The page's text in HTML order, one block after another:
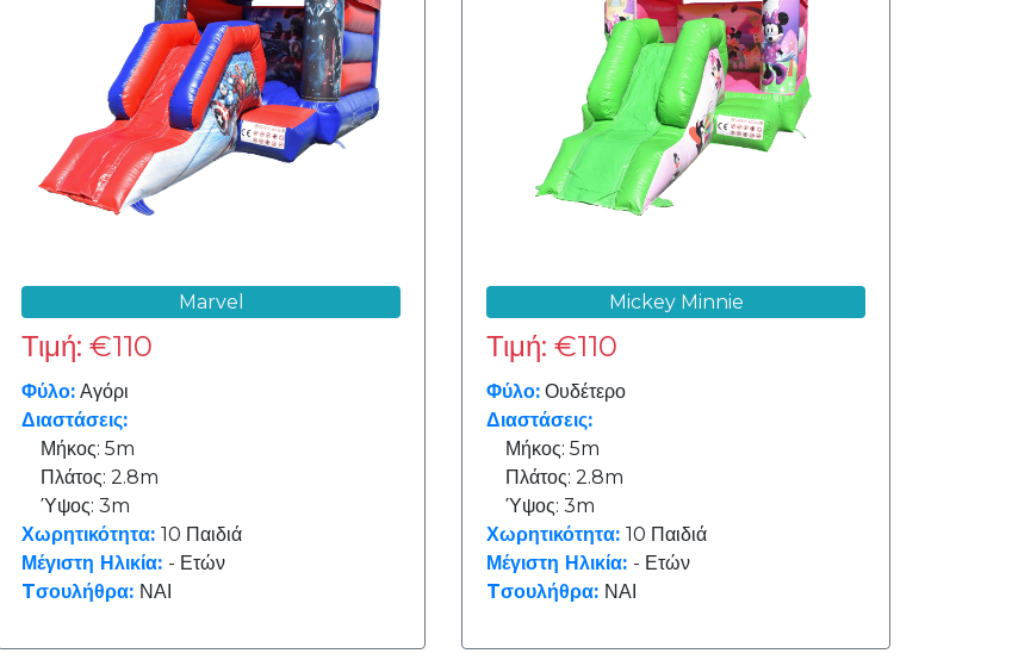
Marvel
Τιμή: €110
Φύλο: Αγόρι
Διαστάσεις:
Μήκος: 5m
Πλάτος: 2.8m
Ύψος: 3m
Χωρητικότητα: 10 Παιδιά
Μέγιστη Ηλικία: - Ετών
Tσουλήθρα: ΝΑΙ
Mickey Minnie
Τιμή: €110
Φύλο: Ουδέτερο
Διαστάσεις:
Μήκος: 5m
Πλάτος: 2.8m
Ύψος: 3m
Χωρητικότητα: 10 Παιδιά
Μέγιστη Ηλικία: - Ετών
Tσουλήθρα: ΝΑΙ